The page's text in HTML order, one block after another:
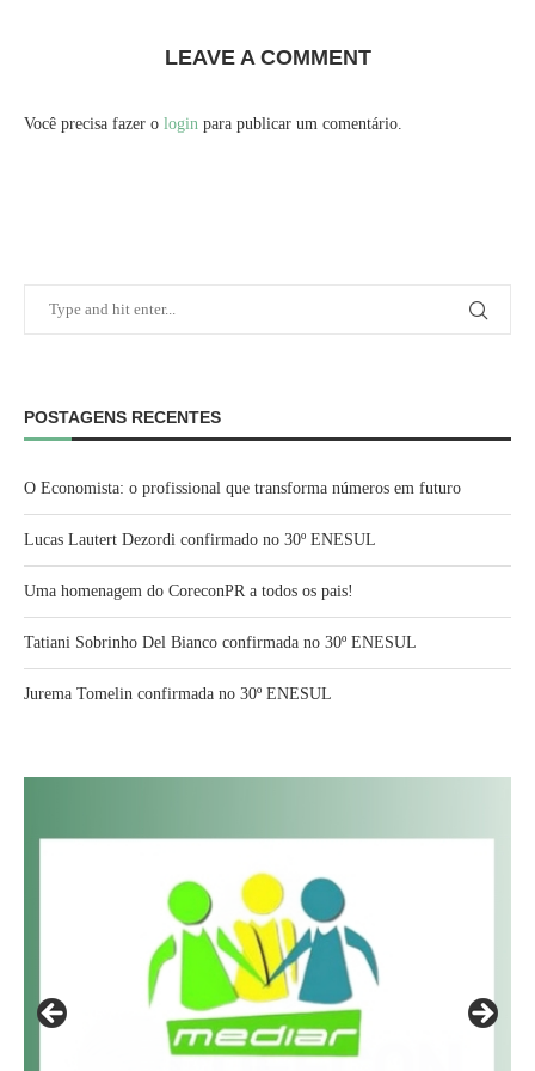
LEAVE A COMMENT
Você precisa fazer o login para publicar um comentário.
POSTAGENS RECENTES
O Economista: o profissional que transforma números em futuro
Lucas Lautert Dezordi confirmado no 30º ENESUL
Uma homenagem do CoreconPR a todos os pais!
Tatiani Sobrinho Del Bianco confirmada no 30º ENESUL
Jurema Tomelin confirmada no 30º ENESUL